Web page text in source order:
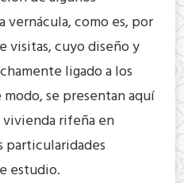
como es, por
visitas, cuyo diseño y
ligado a los
se presentan aquí
rifeña en
particularidades
estudio.